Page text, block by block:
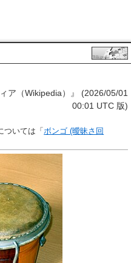
ア（Wikipedia）』 (2026/05/01
00:01 UTC 版)
ついては「ボンゴ (曖昧さ回